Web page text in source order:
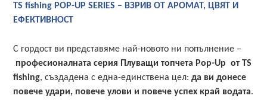
TS fishing POP-UP SERIES – ВЗРИВ ОТ АРОМАТ, ЦВЯТ И
ЕФЕКТИВНОСТ
С гордост ви представяме най-новото ни попълнение –
професионалната серия Плуващи топчета Pop-Up от TS
fishing, създадена с една-единствена цел: да ви донесе
повече удари, повече улови и повече успех край водата.